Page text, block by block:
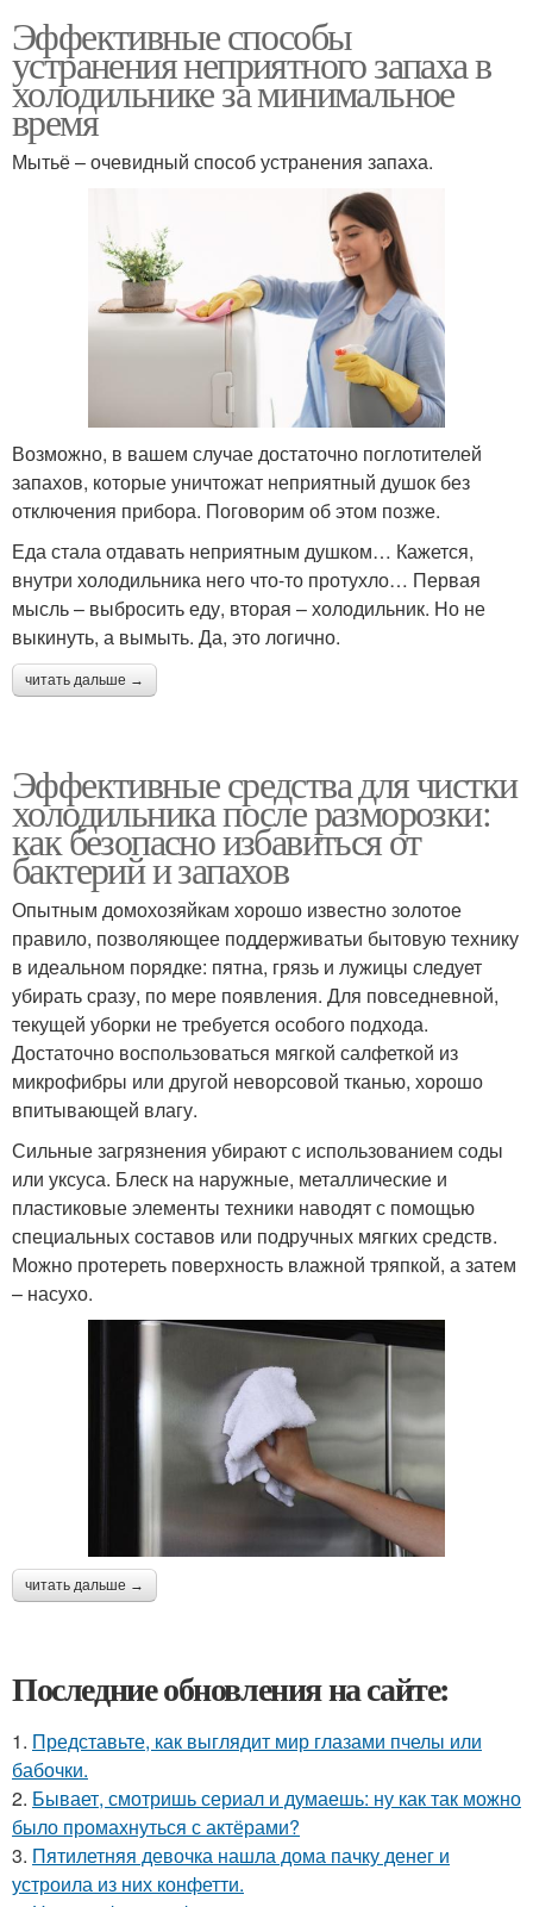
Эффективные способы
устранения неприятного запаха в
холодильнике за минимальное
время
Мытьё – очевидный способ устранения запаха.
Возможно, в вашем случае достаточно поглотителей
запахов, которые уничтожат неприятный душок без
отключения прибора. Поговорим об этом позже.
Еда стала отдавать неприятным душком… Кажется,
внутри холодильника него что-то протухло… Первая
мысль – выбросить еду, вторая – холодильник. Но не
выкинуть, а вымыть. Да, это логично.
читать дальше →
Эффективные средства для чистки
холодильника после разморозки:
как безопасно избавиться от
бактерий и запахов
Опытным домохозяйкам хорошо известно золотое
правило, позволяющее поддерживатьи бытовую технику
в идеальном порядке: пятна, грязь и лужицы следует
убирать сразу, по мере появления. Для повседневной,
текущей уборки не требуется особого подхода.
Достаточно воспользоваться мягкой салфеткой из
микрофибры или другой неворсовой тканью, хорошо
впитывающей влагу.
Сильные загрязнения убирают с использованием соды
или уксуса. Блеск на наружные, металлические и
пластиковые элементы техники наводят с помощью
специальных составов или подручных мягких средств.
Можно протереть поверхность влажной тряпкой, а затем
– насухо.
читать дальше →
Последние обновления на сайте:
1. Представьте, как выглядит мир глазами пчелы или
бабочки.
2. Бывает, смотришь сериал и думаешь: ну как так можно
было промахнуться с актёрами?
3. Пятилетняя девочка нашла дома пачку денег и
устроила из них конфетти.